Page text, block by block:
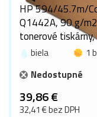
HP 594/45.7m/
Q1442A, 90 g/
tonerové
biela
1
Nedostupné
39,86 €
32,41 € bez DPH